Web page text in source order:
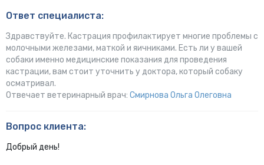
Ответ специалиста:
Здравствуйте. Кастрация профилактирует многие проблемы с
молочными железами, маткой и яичниками. Есть ли у вашей
собаки именно медицинские показания для проведения
кастрации, вам стоит уточнить у доктора, который собаку
осматривал.
Отвечает ветеринарный врач: Смирнова Ольга Олеговна
Вопрос клиента:
Добрый день!